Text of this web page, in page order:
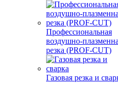
Профессиональная
воздушно-
резка (PROF-CUT)
Газовая резка и